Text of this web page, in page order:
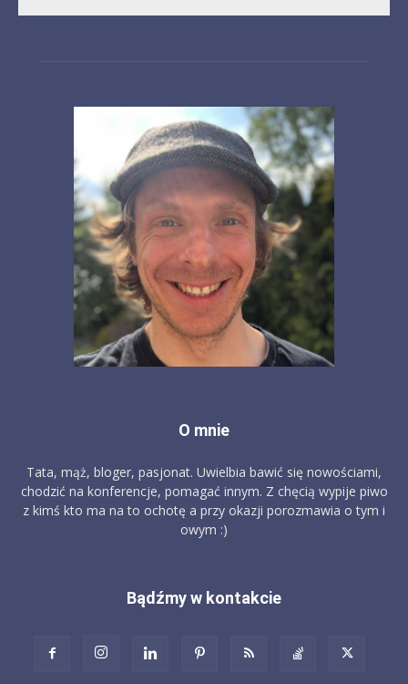
O mnie
Tata, mąż, bloger, pasjonat. Uwielbia bawić się nowościami,
chodzić na konferencje, pomagać innym. Z chęcią wypije piwo
z kimś kto ma na to ochotę a przy okazji porozmawia o tym i
owym :)
Bądźmy w kontakcie